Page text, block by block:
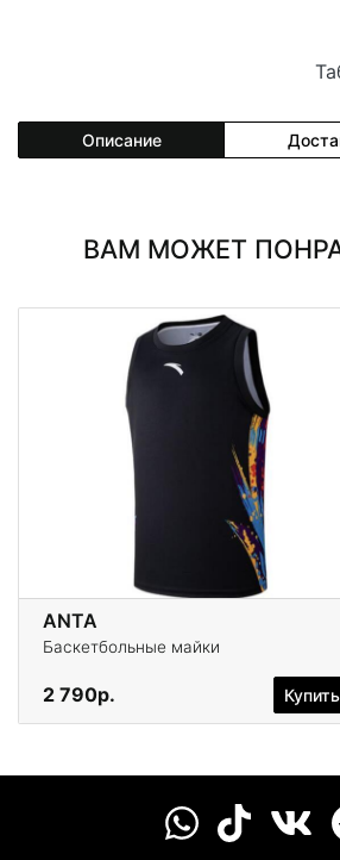
Описание
ВАМ МОЖЕТ
ANTA
Баскетбольные майки
2 790р. Купить